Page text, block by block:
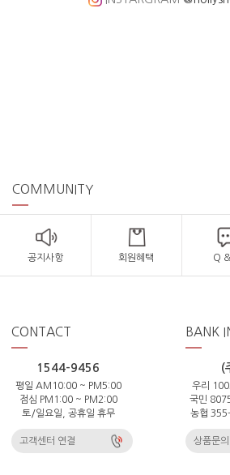
COMMUNITY
공지사항 회원혜택 Q
CONTACT
1544-9456
평일 AM10:00 ~ PM5:00
점심 PM1:00 ~ PM2:00
토/일요일, 공휴일 휴무
고객센터 연결
BANK
(
우리
국민
농협
상품문